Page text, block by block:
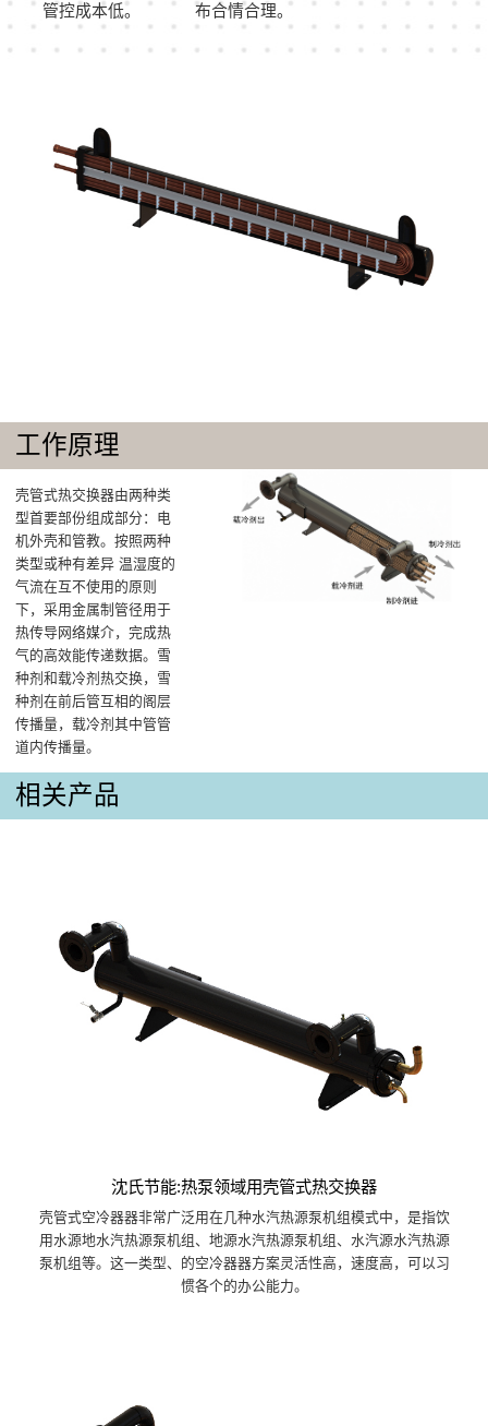
管控成本低。
布合情合理。
工作原理
壳管式热交换器由两种类
型首要部份组成部分：电
机外壳和管教。按照两种
类型或种有差异 温湿度的
气流在互不使用的原则
下，采用金属制管径用于
热传导网络媒介，完成热
气的高效能传递数据。雪
种剂和载冷剂热交换，雪
种剂在前后管互相的阁层
传播量，载冷剂其中管管
道内传播量。
相关产品
沈氏节能:热泵领域用壳管式热交换器
壳管式空冷器器非常广泛用在几种水汽热源泵机组模式中，是指饮
用水源地水汽热源泵机组、地源水汽热源泵机组、水汽源水汽热源
泵机组等。这一类型、的空冷器器方案灵活性高，速度高，可以习
惯各个的办公能力。